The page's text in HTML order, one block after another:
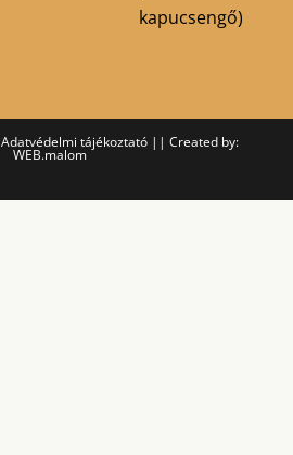
kapucsengő)
Adatvédelmi tájékoztató || Created by:
WEB.malom